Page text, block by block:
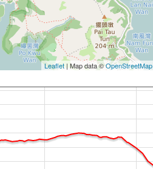
Leaflet | Map data ©OpenStreetMap